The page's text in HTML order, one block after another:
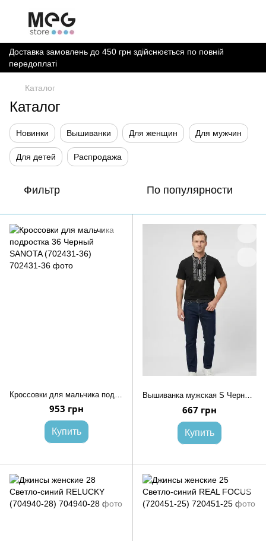
Доставка замовлень до 450 грн здійснюється по повній
передоплаті
Каталог
Каталог
Новинки Вышиванки Для женщин Для мужчин
Для детей Распродажа
Фильтр По популярности
953 грн
Купить
Вышиванка мужская S Черный (707914-S)
667 грн
Купить